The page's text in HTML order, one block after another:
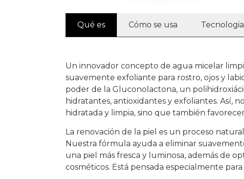
Qué es Cómo se usa Tecnologia
Un innovador concepto de agua micelar
suavemente exfoliante para rostro, ojos y
poder de la Gluconolactona, un
hidratantes, antioxidantes y exfoliantes. Así,
hidratada y limpia, sino que también
La renovación de la piel es un proceso
Nuestra fórmula ayuda a eliminar
una piel más fresca y luminosa, además de
cosméticos. Está pensada especialmente para